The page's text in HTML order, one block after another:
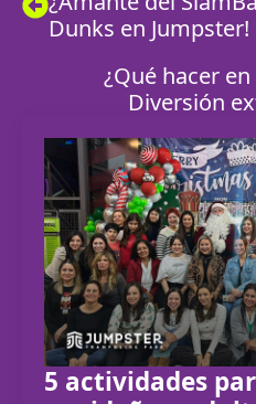
Dunks en Jumpster!
¿Qué hacer
Diversión
5 actividades